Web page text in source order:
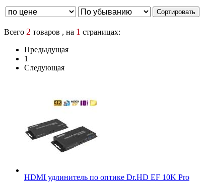
Всего 2 товаров , на 1 страницах:
Предыдущая
1
Следующая
HDMI удлинитель по оптике Dr.HD EF 10K Pro